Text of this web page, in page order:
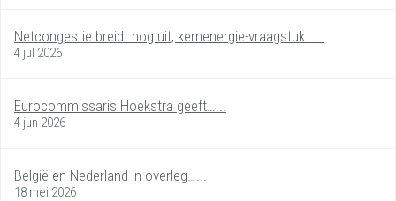
Netcongestie breidt nog uit, kernenergie-vraagstuk…...
4 jul 2026
Eurocommissaris Hoekstra geeft…...
4 jun 2026
België en Nederland in overleg…...
18 mei 2026